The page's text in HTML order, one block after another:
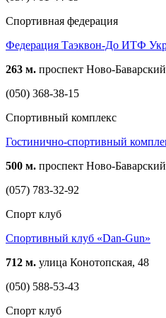
Спортивная федерация
Федерация Таэквон-До ИТФ
263 м. проспект Ново-
(050) 368-38-15
Спортивный комплекс
Гостинично-спортивный
500 м. проспект Ново-
(057) 783-32-92
Спорт клуб
Спортивный клуб «Dan-Gun»
712 м. улица Конотопская, 48
(050) 588-53-43
Спорт клуб